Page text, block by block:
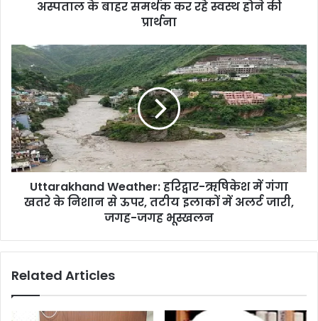
अस्पताल के बाहर समर्थक कर रहे स्वस्थ होने की
प्रार्थना
Uttarakhand Weather: हरिद्वार-ऋषिकेश में गंगा
खतरे के निशान से ऊपर, तटीय इलाकों में अलर्ट जारी,
जगह-जगह भूस्खलन
Related Articles